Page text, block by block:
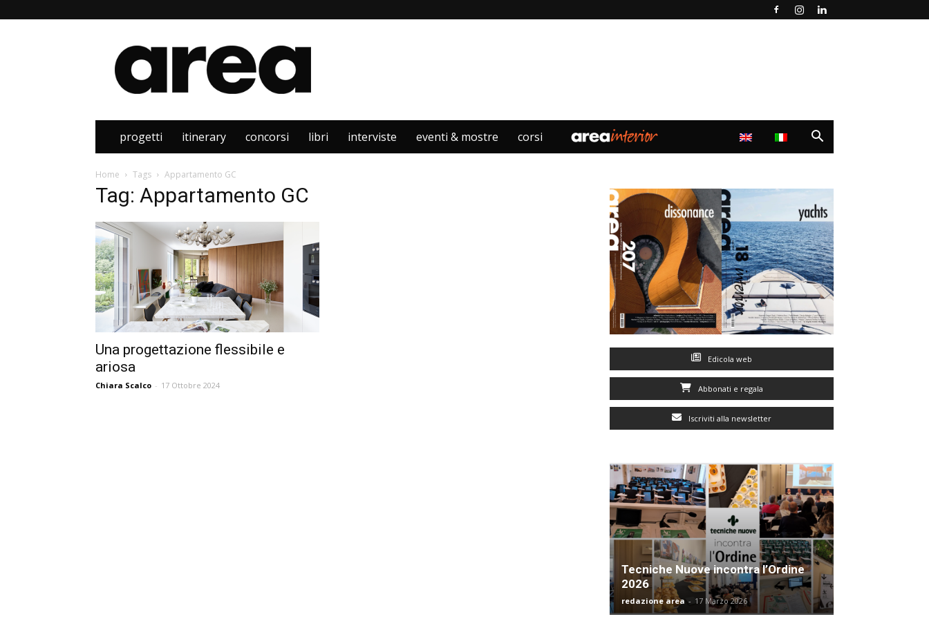
Area
progetti itinerary concorsi libri interviste eventi & mostre corsi
Home Tags Appartamento GC
Tag: Appartamento GC
Una progettazione flessibile e
ariosa
Chiara Scalco - 17 Ottobre 2024
Edicola web
Abbonati e regala
Iscriviti alla newsletter
Tecniche Nuove incontra l’Ordine
2026
redazione area - 17 Marzo 2026